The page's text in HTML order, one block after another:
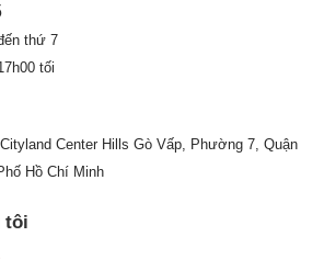
thứ 7
tối
Center Hills Gò Vấp, Phường 7, Quận
Hồ Chí Minh
tôi